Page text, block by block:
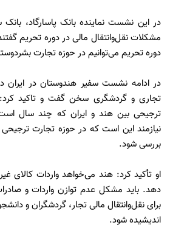
در این نشست نماینده بانک پاسارگاد،
مشکلات نقل‌وانتقال مالی در دوره تحریم
دوره تحریم می‌توانیم در حوزه تجارت
در ادامه نشست سفیر هندوستان در ایران
تجاری و گردشگری سخن گفت و تاکید کرد:
ترجیحی بین هند و ایران که چند سال
نیازمند این است که در حوزه تجارت ترجیحی
بررسی شود.
او تأکید کرد: هند می‌خواهد واردات کالای
دهد. باید مشکل عدم توازن واردات و
برای نقل‌وانتقال مالی تجار، گردشگران و
اندیشیده شود.